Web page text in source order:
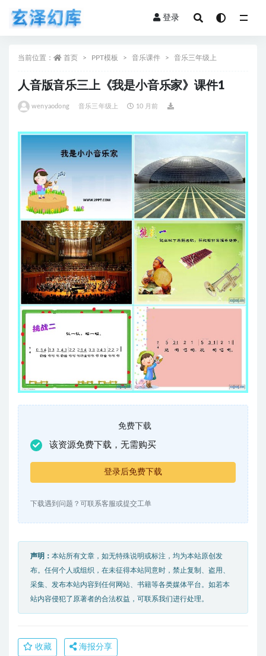
登录
当前位置： 首页 PPT模板 音乐课件 音乐三年级上
人音版音乐三上《我是小音乐家》课件1
wenyaodong 音乐三年级上 10 月前
免费下载
该资源免费下载，无需购买
登录后免费下载
下载遇到问题？可联系客服或提交工单
声明： 本站所有文章，如无特殊说明或标注，均为本站原创发
布。任何个人或组织，在未征得本站同意时，禁止复制、盗用、
采集、发布本站内容到任何网站、书籍等各类媒体平台。如若本
站内容侵犯了原著者的合法权益，可联系我们进行处理。
收藏 海报分享